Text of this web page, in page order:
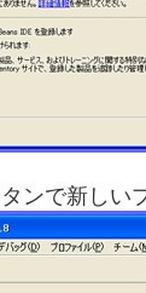
ンで新しい